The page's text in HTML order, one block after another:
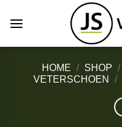
naar
HOME / SHOP /
VETERSCHOEN
/